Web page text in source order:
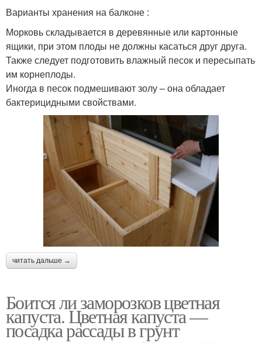
Варианты хранения на балконе :
Морковь складывается в деревянные или картонные
ящики, при этом плоды не должны касаться друг друга.
Также следует подготовить влажный песок и пересыпать
им корнеплоды.
Иногда в песок подмешивают золу – она обладает
бактерицидными свойствами.
читать дальше →
Боится ли заморозков цветная
капуста. Цветная капуста —
посадка рассады в грунт